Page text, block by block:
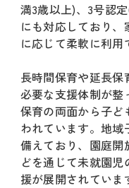
満3歳以上)、3号認
にも対応しており
に応じて柔軟に利用
長時間保育や延長
必要な支援体制が整
保育の両面から子ど
われています。地
備えており、園庭開
どを通じて未就園
援が展開されていま